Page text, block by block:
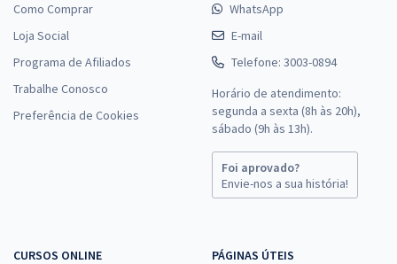
Como Comprar
Loja Social
Programa de Afiliados
Trabalhe Conosco
Preferência de Cookies
WhatsApp
E-mail
Telefone: 3003-0894
Horário de atendimento:
segunda a sexta (8h às 20h),
sábado (9h às 13h).
Foi aprovado?
Envie-nos a sua história!
CURSOS ONLINE
PÁGINAS ÚTEIS